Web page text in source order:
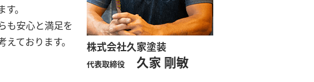
株式会社久家塗装
代表取締役 久家 剛敏
。
も安心と満足を
ております。